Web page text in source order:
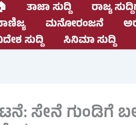
ತಾಜಾ ಸುದ್ದಿ ರಾಜ್ಯ
ಮನೋರಂಜನೆ
ಸುದ್ದಿ
ಸಿನಿಮಾ ಸುದ್ದಿ
ಸೇನೆ ಗುಂಡಿಗೆ